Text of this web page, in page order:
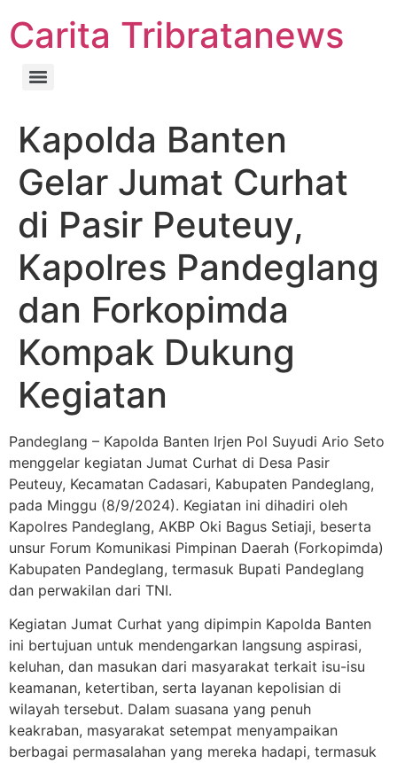
Carita Tribratanews
Kapolda Banten
Gelar Jumat Curhat
di Pasir Peuteuy,
Kapolres Pandeglang
dan Forkopimda
Kompak Dukung
Kegiatan
Pandeglang – Kapolda Banten Irjen Pol Suyudi Ario Seto
menggelar kegiatan Jumat Curhat di Desa Pasir
Peuteuy, Kecamatan Cadasari, Kabupaten Pandeglang,
pada Minggu (8/9/2024). Kegiatan ini dihadiri oleh
Kapolres Pandeglang, AKBP Oki Bagus Setiaji, beserta
unsur Forum Komunikasi Pimpinan Daerah (Forkopimda)
Kabupaten Pandeglang, termasuk Bupati Pandeglang
dan perwakilan dari TNI.
Kegiatan Jumat Curhat yang dipimpin Kapolda Banten
ini bertujuan untuk mendengarkan langsung aspirasi,
keluhan, dan masukan dari masyarakat terkait isu-isu
keamanan, ketertiban, serta layanan kepolisian di
wilayah tersebut. Dalam suasana yang penuh
keakraban, masyarakat setempat menyampaikan
berbagai permasalahan yang mereka hadapi, termasuk